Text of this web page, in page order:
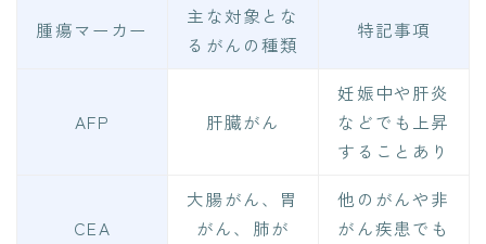
腫瘍マーカー
主な対象とな
るがんの種類
特記事項
AFP 肝臓がん
妊娠中や肝炎
などでも上昇
することあり
CEA
大腸がん、胃
がん、肺が
他のがんや非
がん疾患でも